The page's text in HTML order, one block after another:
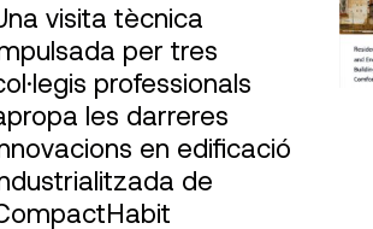
visita tècnica
per tres
professionals
les darreres
en edificació
de